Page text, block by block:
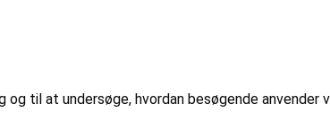
til at undersøge, hvordan besøgende anvender